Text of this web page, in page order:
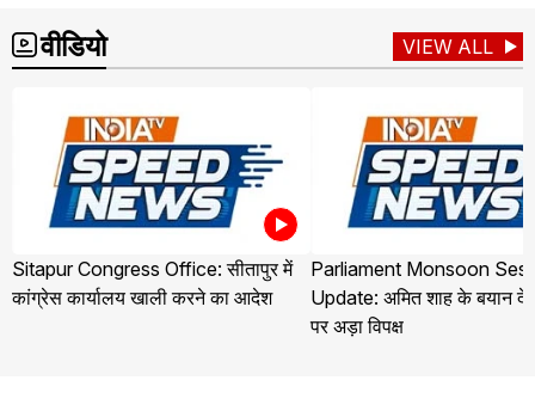
वीडियो VIEW ALL
Sitapur Congress Office: सीतापुर में
कांग्रेस कार्यालय खाली करने का आदेश
Parliament Monsoon
Update: अमित शाह के बयान
पर अड़ा विपक्ष